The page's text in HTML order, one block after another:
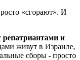
«сгорают». И
и
живут в Израиле,
сборы - просто